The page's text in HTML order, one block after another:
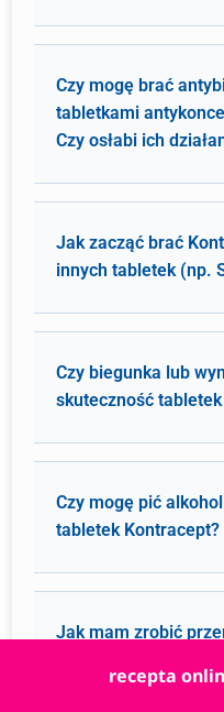
Czy mogę brać
tabletkami
Czy osłabi ich
Jak zacząć brać
innych tabletek (np.
Czy biegunka lub
skuteczność
Czy mogę pić
tabletek Kontracept?
Jak mam zrobić
recepta